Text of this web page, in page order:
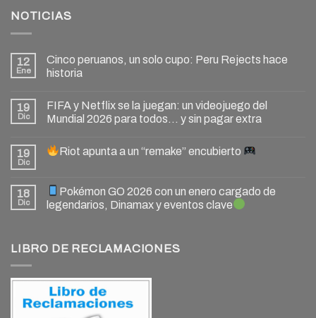
NOTICIAS
12
Ene
Cinco peruanos, un solo cupo: Peru Rejects hace
historia
19
Dic
FIFA y Netflix se la juegan: un videojuego del
Mundial 2026 para todos… y sin pagar extra
19
Dic
Riot apunta a un “remake” encubierto
18
Dic
Pokémon GO 2026 con un enero cargado de
legendarios, Dinamax y eventos clave
LIBRO DE RECLAMACIONES